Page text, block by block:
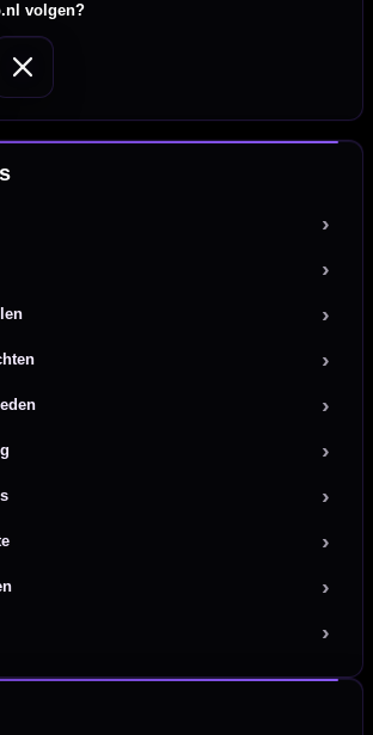
volgen?